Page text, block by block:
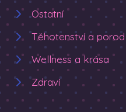
Ostatní
Těhotenství a porod
Wellness a krása
Zdraví